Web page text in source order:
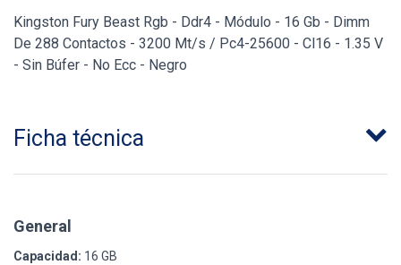
Kingston Fury Beast Rgb - Ddr4 - Módulo - 16 Gb - Dimm
De 288 Contactos - 3200 Mt/s / Pc4-25600 - Cl16 - 1.35 V
- Sin Búfer - No Ecc - Negro
Ficha técnica
General
Capacidad: 16 GB